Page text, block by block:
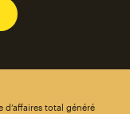
d’affaires total généré